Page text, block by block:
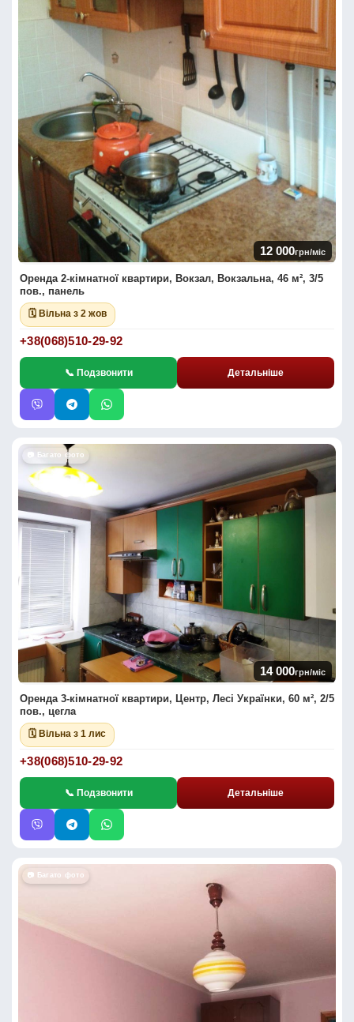
12 000грн/міс
Оренда 2-кімнатної квартири, Вокзал, Вокзальна, 46 м², 3/5
пов., панель
🗓 Вільна з 2 жов
+38(068)510-29-92
📞 Подзвонити Детальніше
📷 Багато фото
14 000грн/міс
Оренда 3-кімнатної квартири, Центр, Лесі Українки, 60 м², 2/5
пов., цегла
🗓 Вільна з 1 лис
+38(068)510-29-92
📞 Подзвонити Детальніше
📷 Багато фото